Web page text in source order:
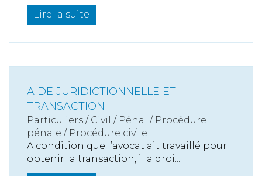
Lire la suite
AIDE JURIDICTIONNELLE ET
TRANSACTION
Particuliers / Civil / Pénal / Procédure
pénale / Procédure civile
A condition que l’avocat ait travaillé pour
obtenir la transaction, il a droi...